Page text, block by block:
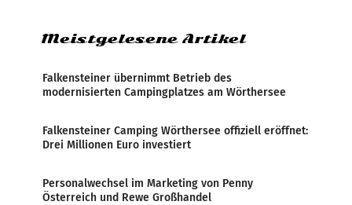
Meistgelesene Artikel
Falkensteiner übernimmt Betrieb des
modernisierten Campingplatzes am Wörthersee
Falkensteiner Camping Wörthersee offiziell eröffnet:
Drei Millionen Euro investiert
Personalwechsel im Marketing von Penny
Österreich und Rewe Großhandel